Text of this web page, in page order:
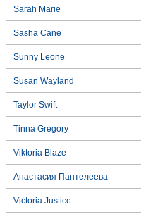
Sarah Marie
Sasha Cane
Sunny Leone
Susan Wayland
Taylor Swift
Tinna Gregory
Viktoria Blaze
Анастасия Пантелеева
Victoria Justice